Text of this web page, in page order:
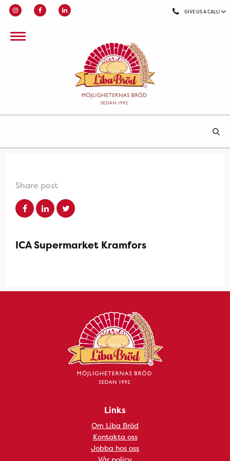
GIVE US A CALL!
Share post
ICA Supermarket Kramfors
Links
Om Liba Bröd
Kontakta oss
Jobba hos oss